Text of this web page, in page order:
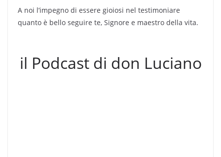
A noi l’impegno di essere gioiosi nel testimoniare
quanto è bello seguire te, Signore e maestro della vita.
il Podcast di don Luciano